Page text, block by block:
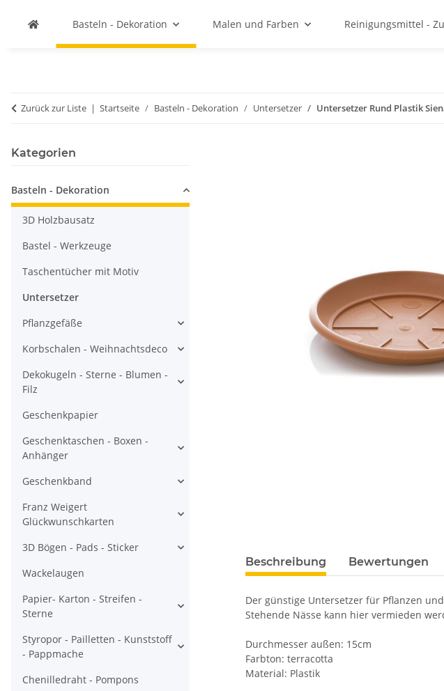
Basteln - Dekoration Malen und Farben Reinigungsmittel -
Zurück zur Liste Startseite Basteln - Dekoration Untersetzer Untersetzer Rund Plastik
Beschreibung Bewertungen
Der günstige Untersetzer für Pflanzen
Stehende Nässe kann hier vermieden
Durchmesser außen: 15cm
Farbton: terracotta
Material: Plastik
Kategorien
Basteln - Dekoration
3D Holzbausatz
Bastel - Werkzeuge
Taschentücher mit Motiv
Untersetzer
Pflanzgefäße
Korbschalen - Weihnachtsdeco
Dekokugeln - Sterne - Blumen -
Filz
Geschenkpapier
Geschenktaschen - Boxen -
Anhänger
Geschenkband
Franz Weigert
Glückwunschkarten
3D Bögen - Pads - Sticker
Wackelaugen
Papier- Karton - Streifen -
Sterne
Styropor - Pailletten - Kunststoff
- Pappmache
Chenilledraht - Pompons